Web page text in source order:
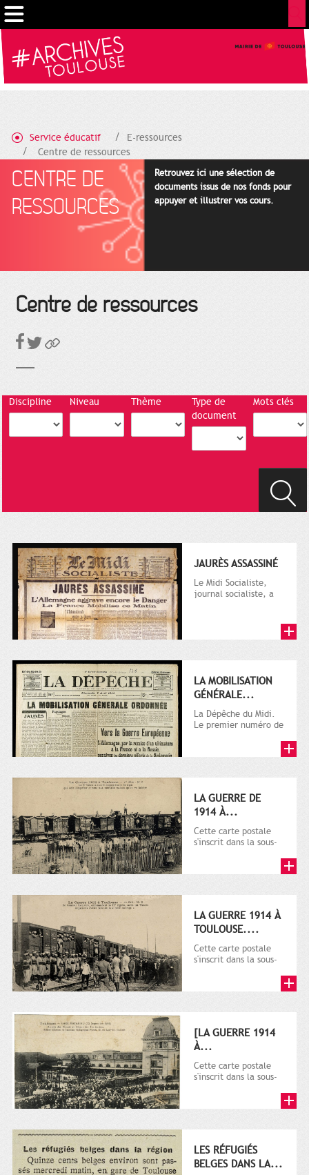
Service éducatif
E-ressources
Centre de ressources
CENTRE DE
RESSOURCES
Retrouvez ici une sélection de
documents issus de nos fonds pour
appuyer et illustrer vos cours.
Centre de ressources
Discipline Niveau Thème
Type de
document
Mots clés
JAURÈS ASSASSINÉ
Le Midi Socialiste,
journal socialiste, a
LA MOBILISATION
GÉNÉRALE...
La Dépêche du Midi.
Le premier numéro de
octobre...
LA GUERRE DE
1914 À...
Cette carte postale
s'inscrit dans la sous-
plusieurs milliers de...
LA GUERRE 1914 À
TOULOUSE....
Cette carte postale
s'inscrit dans la sous-
plusieurs milliers de...
[LA GUERRE 1914
À...
Cette carte postale
s'inscrit dans la sous-
plusieurs milliers de...
LES RÉFUGIÉS
BELGES DANS LA...
Gestion de vos préférences sur les cookies